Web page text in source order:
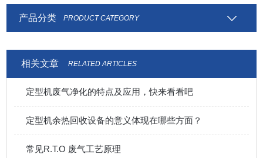
产品分类 PRODUCT CATEGORY
相关文章 RELATED ARTICLES
定型机废气净化的特点及应用，快来看看吧
定型机余热回收设备的意义体现在哪些方面？
常见R.T.O 废气工艺原理